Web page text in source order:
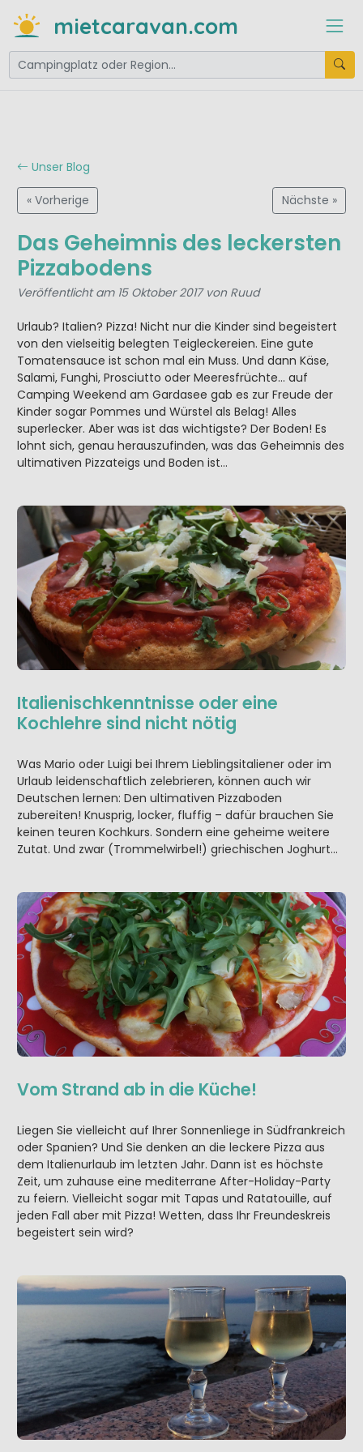
mietcaravan.com
Unser Blog
« Vorherige Nächste »
Das Geheimnis des leckersten
Pizzabodens
Veröffentlicht am 15 Oktober 2017 von Ruud
Urlaub? Italien? Pizza! Nicht nur die Kinder sind begeistert
von den vielseitig belegten Teigleckereien. Eine gute
Tomatensauce ist schon mal ein Muss. Und dann Käse,
Salami, Funghi, Prosciutto oder Meeresfrüchte… auf
Camping Weekend am Gardasee gab es zur Freude der
Kinder sogar Pommes und Würstel als Belag! Alles
superlecker. Aber was ist das wichtigste? Der Boden! Es
lohnt sich, genau herauszufinden, was das Geheimnis des
ultimativen Pizzateigs und Boden ist…
Italienischkenntnisse oder eine
Kochlehre sind nicht nötig
Was Mario oder Luigi bei Ihrem Lieblingsitaliener oder im
Urlaub leidenschaftlich zelebrieren, können auch wir
Deutschen lernen: Den ultimativen Pizzaboden
zubereiten! Knusprig, locker, fluffig – dafür brauchen Sie
keinen teuren Kochkurs. Sondern eine geheime weitere
Zutat. Und zwar (Trommelwirbel!) griechischen Joghurt…
Vom Strand ab in die Küche!
Liegen Sie vielleicht auf Ihrer Sonnenliege in Südfrankreich
oder Spanien? Und Sie denken an die leckere Pizza aus
dem Italienurlaub im letzten Jahr. Dann ist es höchste
Zeit, um zuhause eine mediterrane After-Holiday-Party
zu feiern. Vielleicht sogar mit Tapas und Ratatouille, auf
jeden Fall aber mit Pizza! Wetten, dass Ihr Freundeskreis
begeistert sein wird?